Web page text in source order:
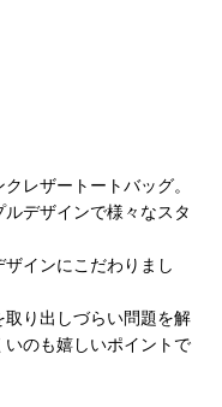
レザートートバッグ。
デザインで様々なスタ
インにこだわりまし
り出しづらい問題を解
のも嬉しいポイントで